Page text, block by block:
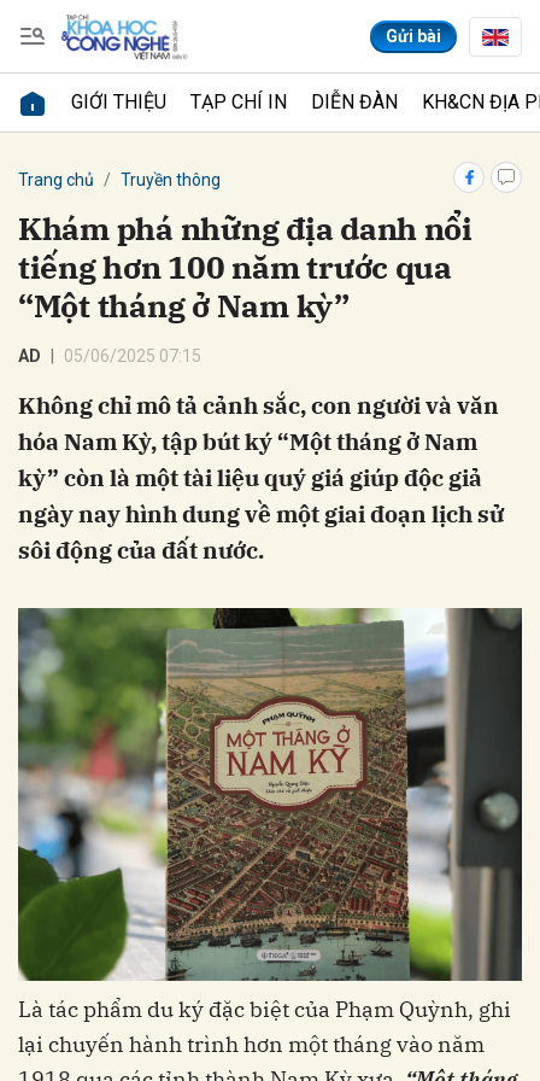
Gửi bài
GIỚI THIỆU TẠP CHÍ IN DIỄN ĐÀN KH&CN ĐỊA
Trang chủ Truyền thông
Khám phá những địa danh nổi
tiếng hơn 100 năm trước qua
“Một tháng ở Nam kỳ”
AD 05/06/2025 07:15
Không chỉ mô tả cảnh sắc, con người và văn
hóa Nam Kỳ, tập bút ký “Một tháng ở Nam
kỳ” còn là một tài liệu quý giá giúp độc giả
ngày nay hình dung về một giai đoạn lịch sử
sôi động của đất nước.
Là tác phẩm du ký đặc biệt của Phạm Quỳnh, ghi
lại chuyến hành trình hơn một tháng vào năm
Gửi bình luận
Hủy Gửi